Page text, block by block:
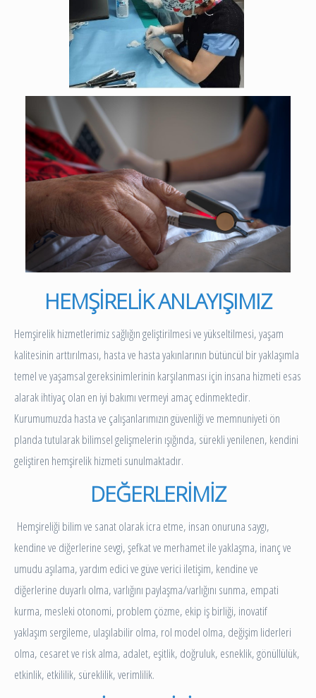
HEMŞİRELİK ANLAYIŞIMIZ
Hemşirelik hizmetlerimiz sağlığın geliştirilmesi ve yükseltilmesi, yaşam
kalitesinin arttırılması, hasta ve hasta yakınlarının bütüncül bir yaklaşımla
temel ve yaşamsal gereksinimlerinin karşılanması için insana hizmeti esas
alarak ihtiyaç olan en iyi bakımı vermeyi amaç edinmektedir.
Kurumumuzda hasta ve çalışanlarımızın güvenliği ve memnuniyeti ön
planda tutularak bilimsel gelişmelerin ışığında, sürekli yenilenen, kendini
geliştiren hemşirelik hizmeti sunulmaktadır.
DEĞERLERİMİZ
Hemşireliği bilim ve sanat olarak icra etme, insan onuruna saygı,
kendine ve diğerlerine sevgi, şefkat ve merhamet ile yaklaşma, inanç ve
umudu aşılama, yardım edici ve güve verici iletişim, kendine ve
diğerlerine duyarlı olma, varlığını paylaşma/varlığını sunma, empati
kurma, mesleki otonomi, problem çözme, ekip iş birliği, inovatif
yaklaşım sergileme, ulaşılabilir olma, rol model olma, değişim liderleri
olma, cesaret ve risk alma, adalet, eşitlik, doğruluk, esneklik, gönüllülük,
etkinlik, etkililik, süreklilik, verimlilik.